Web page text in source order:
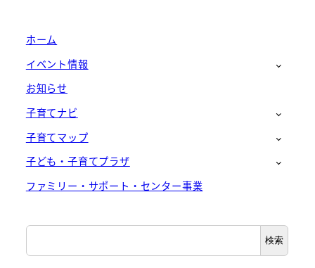
ホーム
イベント情報
お知らせ
子育てナビ
子育てマップ
子ども・子育てプラザ
ファミリー・サポート・センター事業
検
索
検索